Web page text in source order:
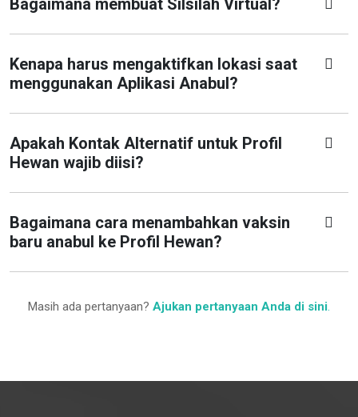
Bagaimana membuat Silsilah Virtual?
Kenapa harus mengaktifkan lokasi saat
menggunakan Aplikasi Anabul?
Apakah Kontak Alternatif untuk Profil
Hewan wajib diisi?
Bagaimana cara menambahkan vaksin
baru anabul ke Profil Hewan?
Masih ada pertanyaan? Ajukan pertanyaan Anda di sini.